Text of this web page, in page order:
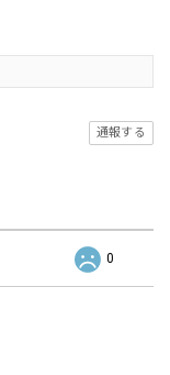
通報する
0